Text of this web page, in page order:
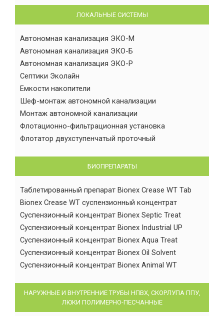
ЛОКАЛЬНЫЕ СИСТЕМЫ
Автономная канализация ЭКО-М
Автономная канализация ЭКО-Б
Автономная канализация ЭКО-Р
Септики Эколайн
Емкости накопители
Шеф-монтаж автономной канализации
Монтаж автономной канализации
Флотационно-фильтрационная установка
Флотатор двухступенчатый проточный
БИОПРЕПАРАТЫ
Таблетированный препарат Bionex Crease WT Tab
Bionex Crease WT суспензионный концентрат
Суспензионный концентрат Bionex Septic Treat
Суспензионный концентрат Bionex Industrial UP
Суспензионный концентрат Bionex Aqua Treat
Суспензионный концентрат Bionex Oil Solvent
Суспензионный концентрат Bionex Animal WT
НАРУЖНЫЕ И ВНУТРЕННИЕ ТРУБЫ НПВХ, СКОРЛУПА ППУ,
ЛЮКИ ПОЛИМЕРНО-ПЕСЧАННЫЕ